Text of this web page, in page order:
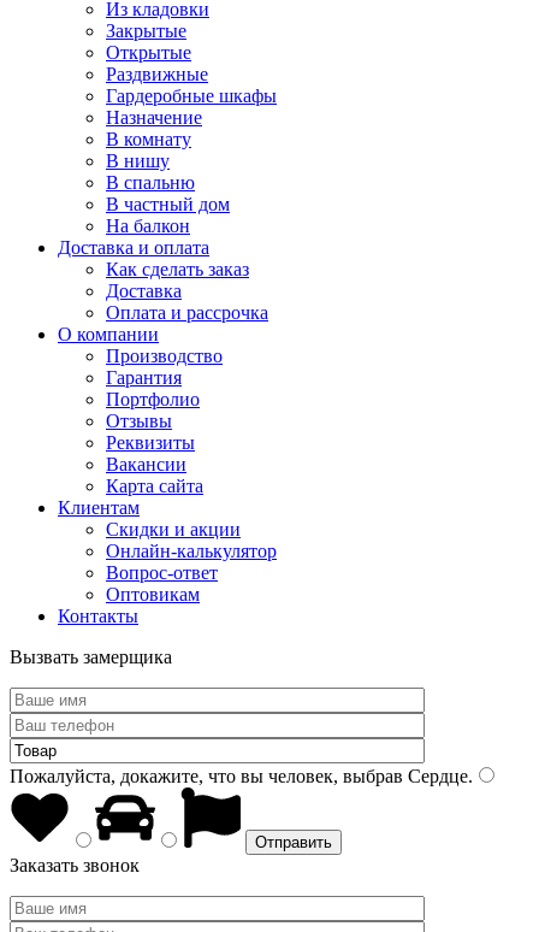
Из кладовки
Закрытые
Открытые
Раздвижные
Гардеробные шкафы
Назначение
В комнату
В нишу
В спальню
В частный дом
На балкон
Доставка и оплата
Как сделать заказ
Доставка
Оплата и рассрочка
О компании
Производство
Гарантия
Портфолио
Отзывы
Реквизиты
Вакансии
Карта сайта
Клиентам
Скидки и акции
Онлайн-калькулятор
Вопрос-ответ
Оптовикам
Контакты
Вызвать замерщика
Пожалуйста, докажите, что вы человек, выбрав Сердце.
Заказать звонок